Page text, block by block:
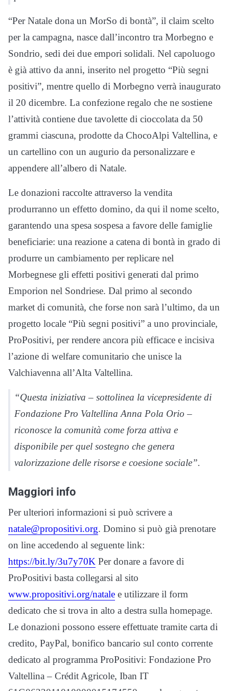
“Per Natale dona un MorSo di bontà”, il claim scelto
per la campagna, nasce dall’incontro tra Morbegno e
Sondrio, sedi dei due empori solidali. Nel capoluogo
è già attivo da anni, inserito nel progetto “Più segni
positivi”, mentre quello di Morbegno verrà inaugurato
il 20 dicembre. La confezione regalo che ne sostiene
l’attività contiene due tavolette di cioccolata da 50
grammi ciascuna, prodotte da ChocoAlpi Valtellina, e
un cartellino con un augurio da personalizzare e
appendere all’albero di Natale.
Le donazioni raccolte attraverso la vendita
produrranno un effetto domino, da qui il nome scelto,
garantendo una spesa sospesa a favore delle famiglie
beneficiarie: una reazione a catena di bontà in grado di
produrre un cambiamento per replicare nel
Morbegnese gli effetti positivi generati dal primo
Emporion nel Sondriese. Dal primo al secondo
market di comunità, che forse non sarà l’ultimo, da un
progetto locale “Più segni positivi” a uno provinciale,
ProPositivi, per rendere ancora più efficace e incisiva
l’azione di welfare comunitario che unisce la
Valchiavenna all’Alta Valtellina.
“Questa iniziativa – sottolinea la vicepresidente di
Fondazione Pro Valtellina Anna Pola Orio –
riconosce la comunità come forza attiva e
disponibile per quel sostegno che genera
valorizzazione delle risorse e coesione sociale”.
Maggiori info
Per ulteriori informazioni si può scrivere a
natale@propositivi.org. Domino si può già prenotare
on line accedendo al seguente link:
https://bit.ly/3u7y70K Per donare a favore di
ProPositivi basta collegarsi al sito
www.propositivi.org/natale e utilizzare il form
dedicato che si trova in alto a destra sulla homepage.
Le donazioni possono essere effettuate tramite carta di
credito, PayPal, bonifico bancario sul conto corrente
dedicato al programma ProPositivi: Fondazione Pro
Valtellina – Crédit Agricole, Iban IT